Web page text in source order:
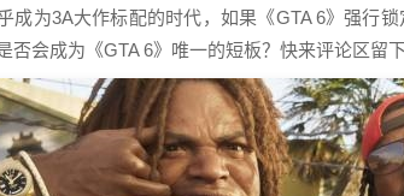
成为3A大作标配的时代，如果《GTA 6》强行
否会成为《GTA 6》唯一的短板？快来评论区留下